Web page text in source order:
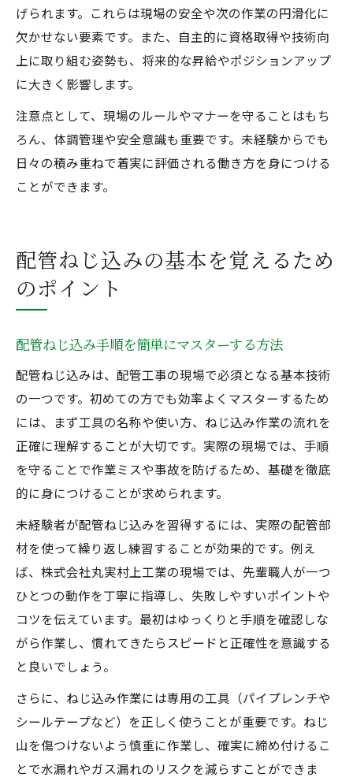
げられます。これらは現場の安全や次の作業の円滑化に
欠かせない要素です。また、自主的に資格取得や技術向
上に取り組む姿勢も、将来的な昇給やポジションアップ
に大きく影響します。
注意点として、現場のルールやマナーを守ることはもち
ろん、体調管理や安全意識も重要です。未経験からでも
日々の積み重ねで着実に評価される働き方を身につける
ことができます。
配管ねじ込みの基本を覚えるため
のポイント
配管ねじ込み手順を簡単にマスターする方法
配管ねじ込みは、配管工事の現場で必須となる基本技術
の一つです。初めての方でも効率よくマスターするため
には、まず工具の名称や使い方、ねじ込み作業の流れを
正確に理解することが大切です。実際の現場では、手順
を守ることで作業ミスや事故を防げるため、基礎を徹底
的に身につけることが求められます。
未経験者が配管ねじ込みを習得するには、実際の配管部
材を使って繰り返し練習することが効果的です。例え
ば、株式会社丸実村上工業の現場では、先輩職人が一つ
ひとつの動作を丁寧に指導し、失敗しやすいポイントや
コツを伝えています。最初はゆっくりと手順を確認しな
がら作業し、慣れてきたらスピードと正確性を意識する
と良いでしょう。
さらに、ねじ込み作業には専用の工具（パイプレンチや
シールテープなど）を正しく使うことが重要です。ねじ
山を傷つけないよう慎重に作業し、確実に締め付けるこ
とで水漏れやガス漏れのリスクを減らすことができま